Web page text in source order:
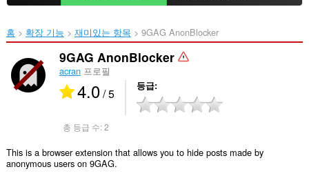
홈 확장 기능 재미있는 항목 9GAG AnonBlocker‎
9GAG AnonBlocker
acran프로필
4.0/ 5 등급
총 등급 수:2
This is a browser extension that allows you to hide posts made by
anonymous users on 9GAG.